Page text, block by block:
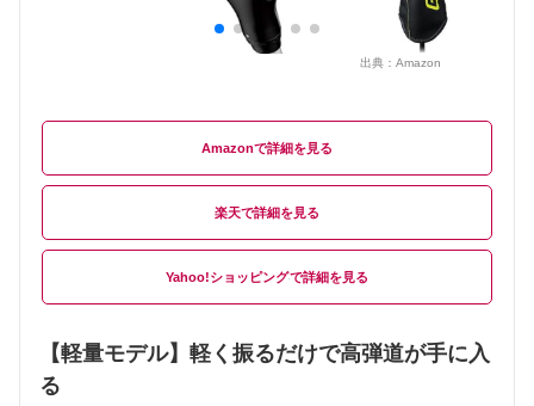
出典： Amazon
Amazon
楽天
Yahoo!ショッピング
【軽量モデル】軽く振るだけで高弾道が手に入
る